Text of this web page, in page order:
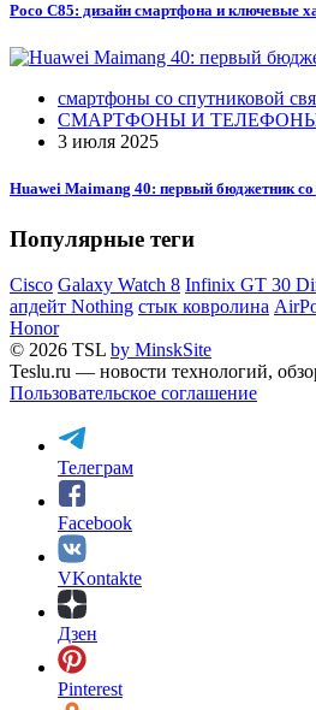
Poco C85: дизайн смартфона и ключевые
смартфоны со спутниковой
СМАРТФОНЫ И
3 июля 2025
Huawei Maimang 40: первый бюджетник со
Популярные теги
Cisco Galaxy Watch 8 Infinix GT 30
апдейт Nothing стык ковролина
Honor
© 2026 TSL by MinskSite
Teslu.ru — новости технологий,
Пользовательское соглашение
Телеграм
Facebook
VKontakte
Дзен
Pinterest